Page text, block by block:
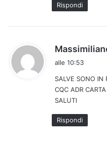
Rispondi
alle 10:53
SALVE SONO IN
CQC ADR
SALUTI
Rispondi